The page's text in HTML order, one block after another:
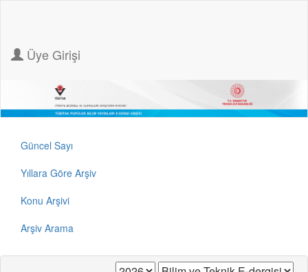
Üye Girişi
Güncel Sayı
Yıllara Göre Arşiv
Konu Arşivi
Arşiv Arama